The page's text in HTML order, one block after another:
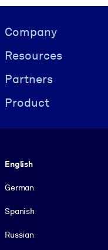
Visually hidden Text
Company
Resources
Partners
Product
English
German
Spanish
Russian